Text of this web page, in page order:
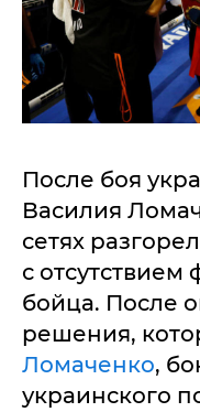
После боя
Василия
сетях
с отсутствием
бойца. После
решения,
Ломаченко,
украинского